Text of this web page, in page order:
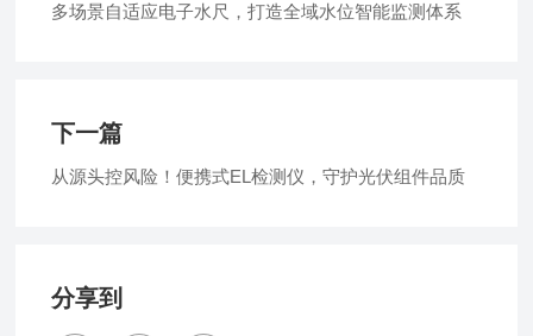
多场景自适应电子水尺，打造全域水位智能监测体系
下一篇
从源头控风险！便携式EL检测仪，守护光伏组件品质
分享到